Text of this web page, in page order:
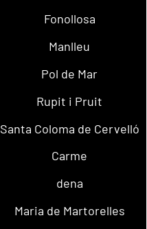
Fonollosa
Manlleu
Pol de Mar
Rupit i Pruit
Santa Coloma de Cervelló
Carme
dena
Maria de Martorelles